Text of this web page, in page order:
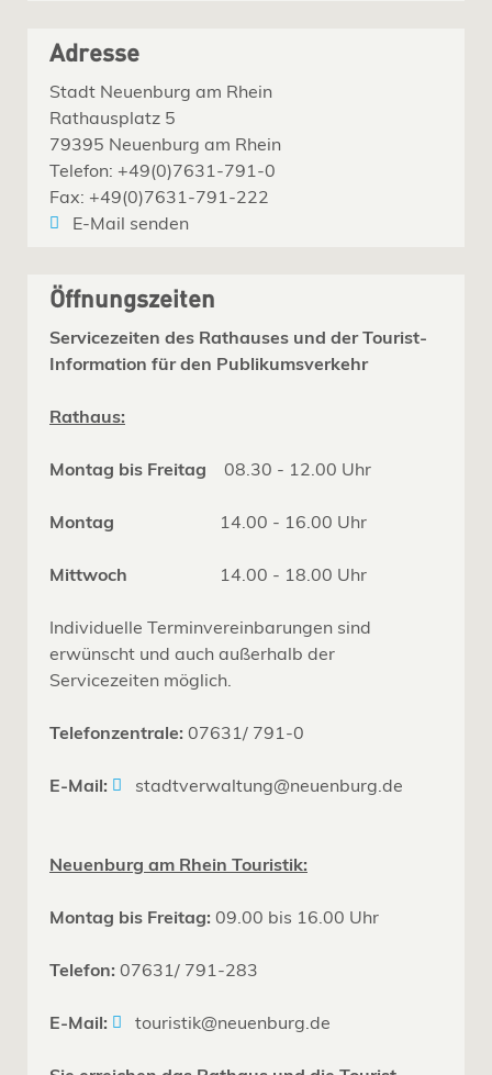
Adresse
Stadt Neuenburg am Rhein
Rathausplatz 5
79395 Neuenburg am Rhein
Telefon: +49(0)7631-791-0
Fax: +49(0)7631-791-222
E-Mail senden
Öffnungszeiten
Servicezeiten des Rathauses und der Tourist-
Information für den Publikumsverkehr
Rathaus:
Montag bis Freitag 08.30 - 12.00 Uhr
Montag 14.00 - 16.00 Uhr
Mittwoch 14.00 - 18.00 Uhr
Individuelle Terminvereinbarungen sind
erwünscht und auch außerhalb der
Servicezeiten möglich.
Telefonzentrale: 07631/ 791-0
E-Mail: stadtverwaltung@neuenburg.de
Neuenburg am Rhein Touristik:
Montag bis Freitag: 09.00 bis 16.00 Uhr
Telefon: 07631/ 791-283
E-Mail: touristik@neuenburg.de